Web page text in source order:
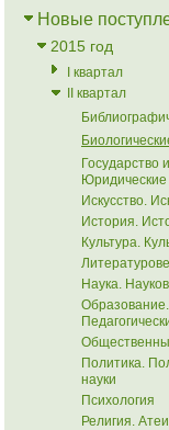
Новые
2015 год
I квартал
II квартал
Государство
Юридические
Искусство.
История.
Культура.
Наука.
Образование.
Политика.
науки
Психология
Религия.